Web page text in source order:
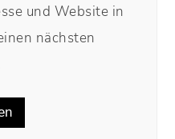
und Website in
nächsten